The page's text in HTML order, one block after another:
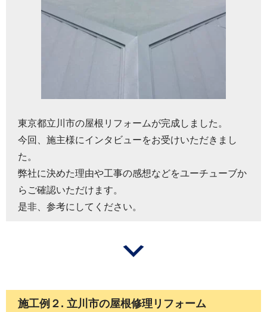
東京都立川市の屋根リフォームが完成しました。
今回、施主様にインタビューをお受けいただきまし
た。
弊社に決めた理由や工事の感想などをユーチューブか
らご確認いただけます。
是非、参考にしてください。
施工例２. 立川市の屋根修理リフォーム